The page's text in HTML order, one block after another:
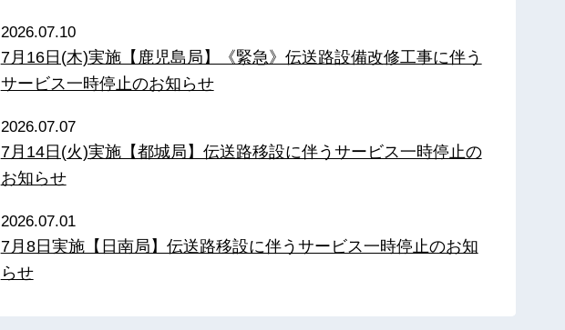
2026.07.10
7月16日(木)実施【鹿児島局】《緊急》伝送路設備改修工事に伴う
サービス一時停止のお知らせ
2026.07.07
7月14日(火)実施【都城局】伝送路移設に伴うサービス一時停止の
お知らせ
2026.07.01
7月8日実施【日南局】伝送路移設に伴うサービス一時停止のお知
らせ